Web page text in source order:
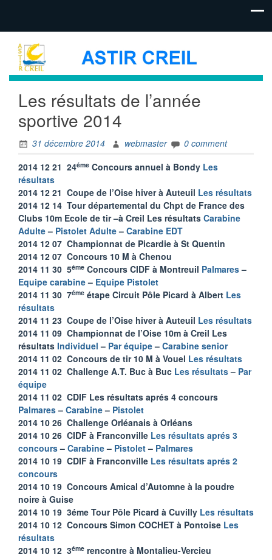
Les résultats de l’année
sportive 2014
31 décembre 2014 webmaster
0 comment
2014 12 21 24éme Concours annuel à Bondy Les
résultats
2014 12 21 Coupe de l’Oise hiver à Auteuil Les résultats
2014 12 14 Tour départemental du Chpt de France des
Clubs 10m Ecole de tir –à Creil Les résultats Carabine
Adulte– Pistolet Adulte– Carabine EDT
2014 12 07 Championnat de Picardie à St Quentin
2014 12 07 Concours 10 M à Chenou
2014 11 30 5éme Concours CIDF à Montreuil Palmares–
Equipe carabine– Equipe Pistolet
2014 11 30 7éme étape Circuit Pôle Picard à Albert Les
résultats
2014 11 23 Coupe de l’Oise hiver à Auteuil Les résultats
2014 11 09 Championnat de l’Oise 10m à Creil Les
résultats Individuel – Par équipe– Carabine senior
2014 11 02 Concours de tir 10 M à Vouel Les résultats
2014 11 02 Challenge A.T. Buc à Buc Les résultats– Par
équipe
2014 11 02 CDIF Les résultats aprés 4 concours
Palmares– Carabine– Pistolet
2014 10 26 Challenge Orléanais à Orléans
2014 10 26 CIDF à Franconville Les résultats aprés 3
concours– Carabine– Pistolet– Palmares
2014 10 19 CDIF à Franconville Les résultats aprés 2
concours
2014 10 19 Concours Amical d’Automne à la poudre
noire à Guise
2014 10 19 3éme Tour Pôle Picard à Cuvilly Les résultats
2014 10 12 Concours Simon COCHET à Pontoise Les
résultats
2014 10 12 3éme rencontre à Montalieu-Vercieu